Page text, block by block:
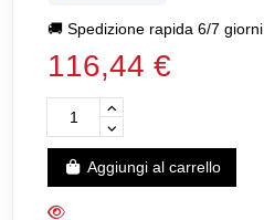
🚚Spedizione rapida 6/7 giorni
116,44 €
Aggiungi al carrello